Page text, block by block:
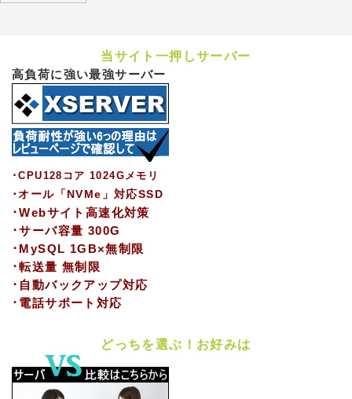
当サイト一押しサーバー
高負荷に強い最強サーバー
･CPU128コア 1024Gメモリ
･オール「NVMe」対応SSD
･Webサイト高速化対策
･サーバ容量 300G
･MySQL 1GB×無制限
･転送量 無制限
･自動バックアップ対応
･電話サポート対応
どっちを選ぶ！お好みは